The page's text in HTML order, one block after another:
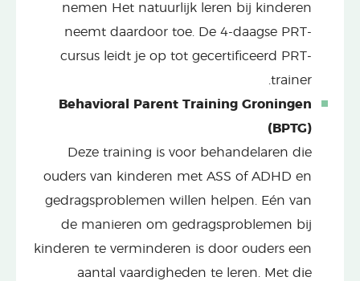
nemen Het natuurlijk leren bij kinderen
neemt daardoor toe. De 4-daagse PRT-
cursus leidt je op tot gecertificeerd PRT-
trainer.
Behavioral Parent Training Groningen
(BPTG)
Deze training is voor behandelaren die
ouders van kinderen met ASS of ADHD en
gedragsproblemen willen helpen. Eén van
de manieren om gedragsproblemen bij
kinderen te verminderen is door ouders een
aantal vaardigheden te leren. Met die